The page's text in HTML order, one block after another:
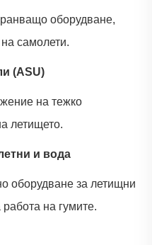
оборудване,
самолети.
(ASU)
на тежко
летището.
и вода
оборудване за летищни
на гумите.